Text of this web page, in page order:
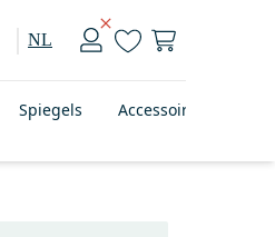
NL
Spiegels Accessoires